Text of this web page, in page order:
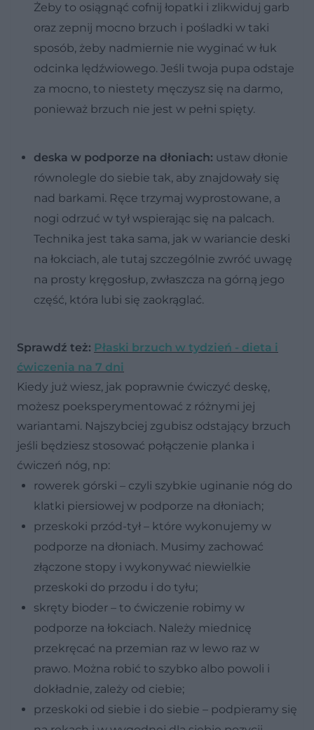
Żeby to osiągnąć cofnij łopatki i zlikwiduj garb
oraz zepnij mocno brzuch i pośladki w taki
sposób, żeby nadmiernie nie wyginać w łuk
odcinka lędźwiowego. Jeśli twoja pupa odstaje
za mocno, to niestety męczysz się na darmo,
ponieważ brzuch nie jest w pełni spięty.
deska w podporze na dłoniach: ustaw dłonie
równolegle do siebie tak, aby znajdowały się
nad barkami. Ręce trzymaj wyprostowane, a
nogi odrzuć w tył wspierając się na palcach.
Technika jest taka sama, jak w wariancie deski
na łokciach, ale tutaj szczególnie zwróć uwagę
na prosty kręgosłup, zwłaszcza na górną jego
część, która lubi się zaokrąglać.
Sprawdź też: Płaski brzuch w tydzień - dieta i
ćwiczenia na 7 dni
Kiedy już wiesz, jak poprawnie ćwiczyć deskę,
możesz poeksperymentować z różnymi jej
wariantami. Najszybciej zgubisz odstający brzuch
jeśli będziesz stosować połączenie planka i
ćwiczeń nóg, np:
rowerek górski – czyli szybkie uginanie nóg do
klatki piersiowej w podporze na dłoniach;
przeskoki przód-tył – które wykonujemy w
podporze na dłoniach. Musimy zachować
złączone stopy i wykonywać niewielkie
przeskoki do przodu i do tyłu;
skręty bioder – to ćwiczenie robimy w
podporze na łokciach. Należy miednicę
przekręcać na przemian raz w lewo raz w
prawo. Można robić to szybko albo powoli i
dokładnie, zależy od ciebie;
przeskoki od siebie i do siebie – podpieramy się